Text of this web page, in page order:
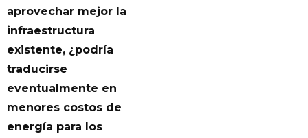
aprovechar mejor la
infraestructura
existente, ¿podría
traducirse
eventualmente en
menores costos de
energía para los